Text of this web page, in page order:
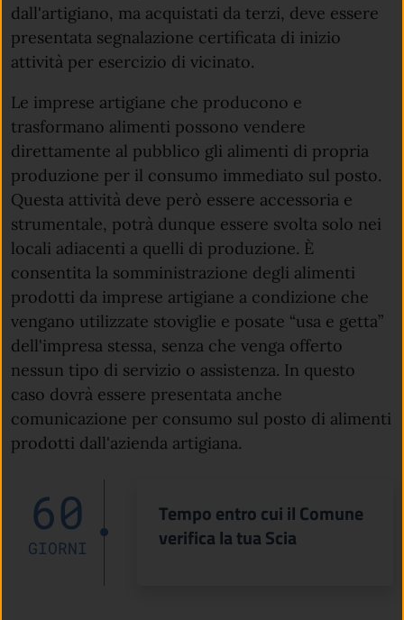
dall'artigiano, ma acquistati da terzi, deve essere
presentata segnalazione certificata di inizio
attività per esercizio di vicinato.
Le imprese artigiane che producono e
trasformano alimenti possono vendere
direttamente al pubblico gli alimenti di propria
produzione per il consumo immediato sul posto.
Questa attività deve però essere accessoria e
strumentale, potrà dunque essere svolta solo nei
locali adiacenti a quelli di produzione. È
consentita la somministrazione degli alimenti
prodotti da imprese artigiane a condizione che
vengano utilizzate stoviglie e posate “usa e getta”
dell'impresa stessa, senza che venga offerto
nessun tipo di servizio o assistenza. In questo
caso dovrà essere presentata anche
comunicazione per consumo sul posto di alimenti
prodotti dall'azienda artigiana.
60
GIORNI
Tempo entro cui il Comune
verifica la tua Scia